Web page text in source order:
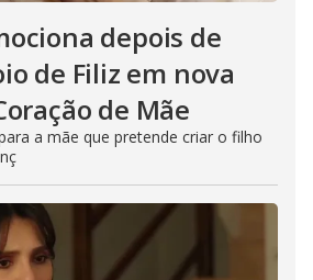
depois de
de Filiz em nova
de Mãe
a mãe que pretende criar o filho